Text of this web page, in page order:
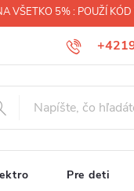
VŠETKO 5% : POUŽÍ
Pre deti